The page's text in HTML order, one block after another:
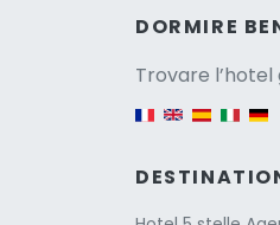
DORMIRE
Trovare